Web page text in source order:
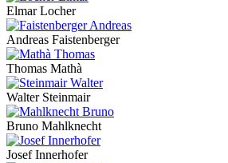
Elmar Locher
Andreas Faistenberger
Thomas Mathà
Walter Steinmair
Bruno Mahlknecht
Josef Innerhofer